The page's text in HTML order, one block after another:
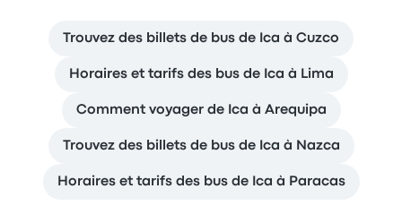
Trouvez des billets de bus de Ica à Cuzco
Horaires et tarifs des bus de Ica à Lima
Comment voyager de Ica à Arequipa
Trouvez des billets de bus de Ica à Nazca
Horaires et tarifs des bus de Ica à Paracas